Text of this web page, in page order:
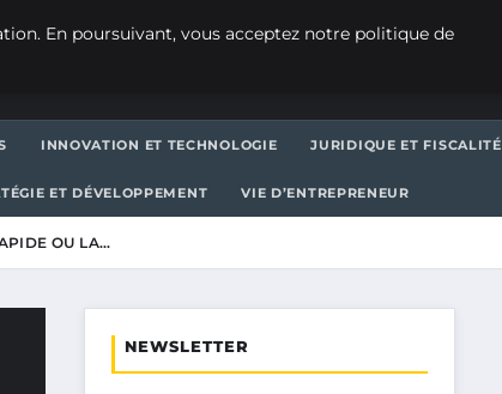
INNOVATION ET TECHNOLOGIE JURIDIQUE ET FISCALITÉ
ET DÉVELOPPEMENT VIE D’ENTREPRENEUR
OU LA…
NEWSLETTER
En poursuivant, vous acceptez notre politique de